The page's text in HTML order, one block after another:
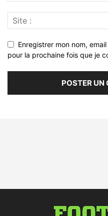
Enregistrer mon nom,
pour la prochaine fois que je